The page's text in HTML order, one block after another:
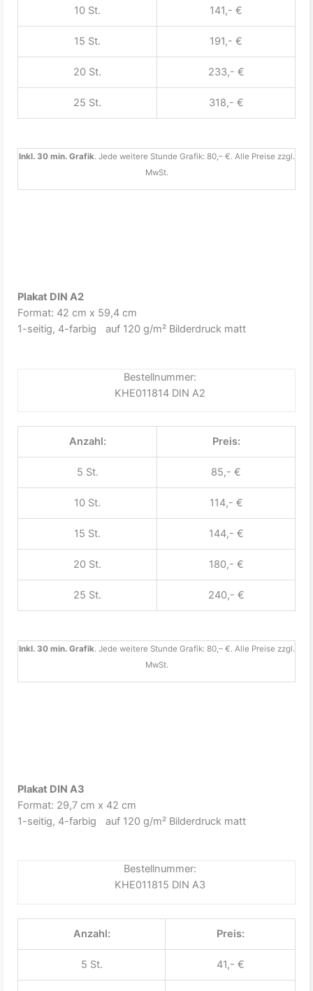
10 St. 141,- €
15 St. 191,- €
20 St. 233,- €
25 St. 318,- €
Inkl. 30 min. Grafik. Jede weitere Stunde Grafik: 80,– €. Alle Preise zzgl.
MwSt.
Plakat DIN A2
Format: 42 cm x 59,4 cm
1-seitig, 4-farbig auf 120 g/m² Bilderdruck matt
Bestellnummer:
KHE011814 DIN A2
Anzahl: Preis:
5 St. 85,- €
10 St. 114,- €
15 St. 144,- €
20 St. 180,- €
25 St. 240,- €
Inkl. 30 min. Grafik. Jede weitere Stunde Grafik: 80,– €. Alle Preise zzgl.
MwSt.
Plakat DIN A3
Format: 29,7 cm x 42 cm
1-seitig, 4-farbig auf 120 g/m² Bilderdruck matt
Bestellnummer:
KHE011815 DIN A3
Anzahl: Preis:
5 St. 41,- €